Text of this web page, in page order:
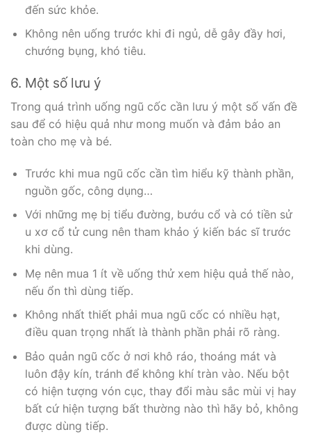
đến sức khỏe.
Không nên uống trước khi đi ngủ, dễ gây đầy hơi,
chướng bụng, khó tiêu.
6. Một số lưu ý
Trong quá trình uống ngũ cốc cần lưu ý một số vấn đề
sau để có hiệu quả như mong muốn và đảm bảo an
toàn cho mẹ và bé.
Trước khi mua ngũ cốc cần tìm hiểu kỹ thành phần,
nguồn gốc, công dụng…
Với những mẹ bị tiểu đường, bướu cổ và có tiền sử
u xơ cổ tử cung nên tham khảo ý kiến bác sĩ trước
khi dùng.
Mẹ nên mua 1 ít về uống thử xem hiệu quả thế nào,
nếu ổn thì dùng tiếp.
Không nhất thiết phải mua ngũ cốc có nhiều hạt,
điều quan trọng nhất là thành phần phải rõ ràng.
Bảo quản ngũ cốc ở nơi khô ráo, thoáng mát và
luôn đậy kín, tránh để không khí tràn vào. Nếu bột
có hiện tượng vón cục, thay đổi màu sắc mùi vị hay
bất cứ hiện tượng bất thường nào thì hãy bỏ, không
được dùng tiếp.